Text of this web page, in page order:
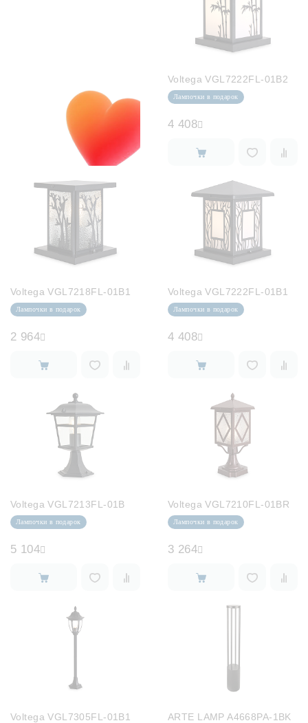
Voltega VGL7222FL-01B2
Лампочки в подарок
4 408
Voltega VGL7218FL-01B1
Лампочки в подарок
2 964
Voltega VGL7222FL-01B1
Лампочки в подарок
4 408
Voltega VGL7213FL-01B
Лампочки в подарок
5 104
Voltega VGL7210FL-01BR
Лампочки в подарок
3 264
Voltega VGL7305FL-01B1 ARTE LAMP A4668PA-1BK